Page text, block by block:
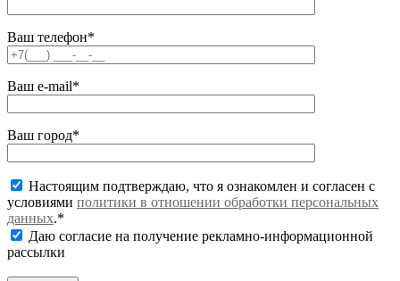
Ваш телефон*
Ваш e-mail*
Ваш город*
Настоящим подтверждаю, что я ознакомлен и согласен с
условиями политики в отношении обработки персональных
данных.*
Даю согласие на получение рекламно-информационной
рассылки